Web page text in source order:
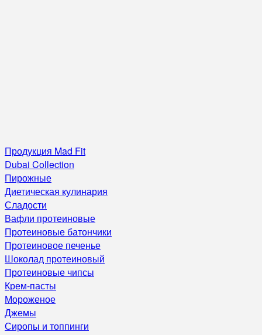
Продукция Mad Fit
Dubai Collection
Пирожные
Диетическая кулинария
Сладости
Вафли протеиновые
Протеиновые батончики
Протеиновое печенье
Шоколад протеиновый
Протеиновые чипсы
Крем-пасты
Мороженое
Джемы
Сиропы и топпинги